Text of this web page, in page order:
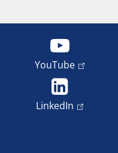
YouTube
LinkedIn